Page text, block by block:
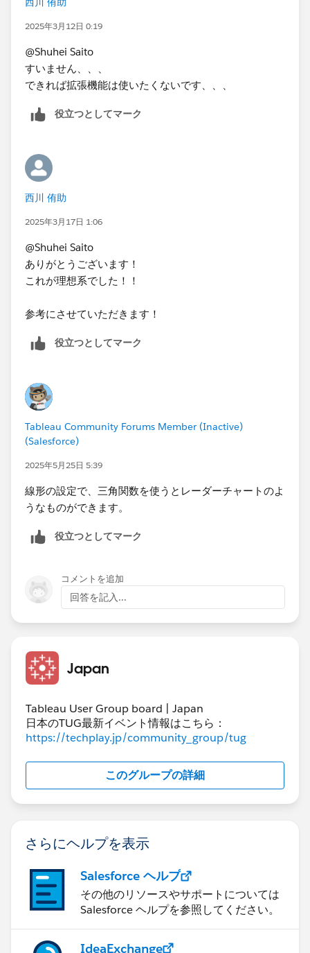
2025年3月12日 0:19
@Shuhei Saito
すいません、、、
できれば拡張機能は使いたくないです、、、
役立つとしてマーク
西川 侑助
2025年3月17日 1:06
@Shuhei Saito
ありがとうございます！
これが理想系でした！！
参考にさせていただきます！
役立つとしてマーク
Tableau Community Forums Member (Inactive)
(Salesforce)
2025年5月25日 5:39
線形の設定で、三角関数を使うとレーダーチャートのよ
うなものができます。
役立つとしてマーク
コメントを追加
回答を記入...
Japan
Tableau User Group board | Japan
日本のTUG最新イベント情報はこちら：
https://techplay.jp/community_group/tug
このグループの詳細
さらにヘルプを表示
Salesforce ヘルプ
その他のリソースやサポートについては
Salesforce ヘルプを参照してください。
IdeaExchange